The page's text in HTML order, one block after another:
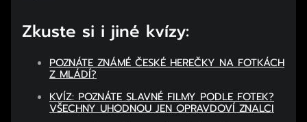
Začátek reklamy
Konec reklamy
Zkuste si i jiné kvízy:
POZNÁTE ZNÁMÉ ČESKÉ HEREČKY NA FOTKÁCH
Z MLÁDÍ?
KVÍZ: POZNÁTE SLAVNÉ FILMY PODLE FOTEK?
VŠECHNY UHODNOU JEN OPRAVDOVÍ ZNALCI